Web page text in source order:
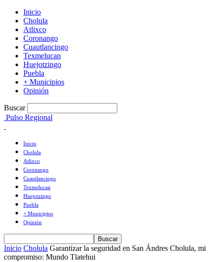
Inicio
Cholula
Atlixco
Coronango
Cuautlancingo
Texmelucan
Huejotzingo
Puebla
+ Municipios
Opinión
Buscar
Pulso Regional
Inicio
Cholula
Atlixco
Coronango
Cuautlancingo
Texmelucan
Huejotzingo
Puebla
+ Municipios
Opinión
Inicio Cholula Garantizar la seguridad en San Ándres Cholula, mi
compromiso: Mundo Tlatehui